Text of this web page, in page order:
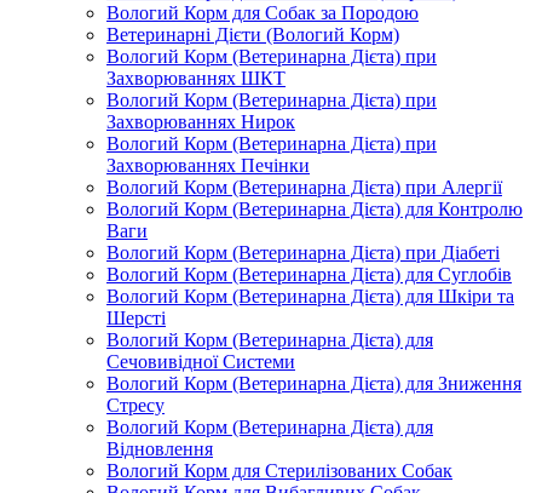
Вологий Корм для Собак за Породою
Ветеринарні Дієти (Вологий Корм)
Вологий Корм (Ветеринарна Дієта) при
Захворюваннях ШКТ
Вологий Корм (Ветеринарна Дієта) при
Захворюваннях Нирок
Вологий Корм (Ветеринарна Дієта) при
Захворюваннях Печінки
Вологий Корм (Ветеринарна Дієта) при Алергії
Вологий Корм (Ветеринарна Дієта) для Контролю
Ваги
Вологий Корм (Ветеринарна Дієта) при Діабеті
Вологий Корм (Ветеринарна Дієта) для Суглобів
Вологий Корм (Ветеринарна Дієта) для Шкіри та
Шерсті
Вологий Корм (Ветеринарна Дієта) для
Сечовивідної Системи
Вологий Корм (Ветеринарна Дієта) для Зниження
Стресу
Вологий Корм (Ветеринарна Дієта) для
Відновлення
Вологий Корм для Стерилізованих Собак